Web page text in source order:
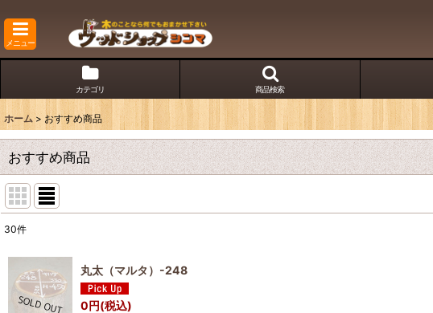
メニュー
カテゴリ 商品検索
ホーム > おすすめ商品
おすすめ商品
並び順:
30件
丸太（マルタ）-248
0円(税込)